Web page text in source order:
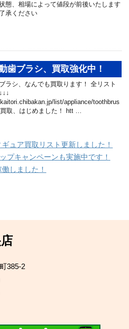
態、相場によって値段が前後いたします
承ください
歯ブラシ、買取強化中！
ラシ、なんでも買取ります！ 全リスト
list/appliance/toothbrus
取、はじめました！ htt …
ュア買取リスト更新しました！
プキャンペーンも実施中です！
しました！
385-2